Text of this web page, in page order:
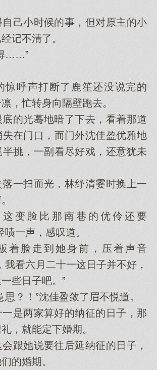
小时候的事，但对原主的小
记不清了。
……”
呼声打断了鹿笙还没说完的
，忙转身向隔壁跑去。
光蓦地暗了下去，看着那道
在门口，而门外沈佳盈优雅地
挑，一副看尽好戏，还意犹未
扫而光，林纾清霎时换上一
变脸比那南巷的优伶还要
啧一声，感叹道。
脸走到她身前，压着声音
我看六月二十一这日子并不好，
些日子吧。”
？！”沈佳盈敛了眉不悦道。
两家算好的纳征的日子，那
，就能定下婚期。
她说要往后延纳征的日子，
的婚期。